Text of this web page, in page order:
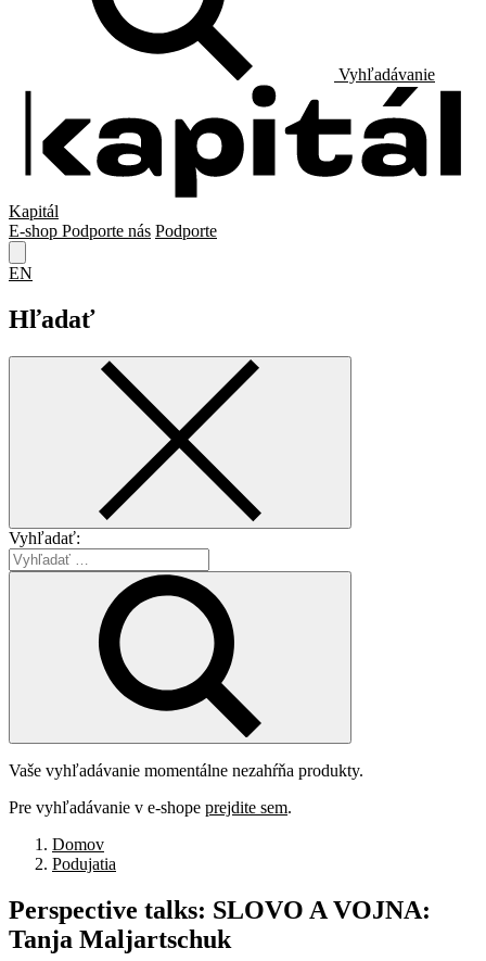
Vyhľadávanie
Kapitál
E-shop Podporte nás Podporte
EN
Hľadať
Vyhľadať:
Vaše vyhľadávanie momentálne nezahŕňa produkty.
Pre vyhľadávanie v e-shope prejdite sem.
Domov
Podujatia
Perspective talks: SLOVO A VOJNA:
Tanja Maljartschuk